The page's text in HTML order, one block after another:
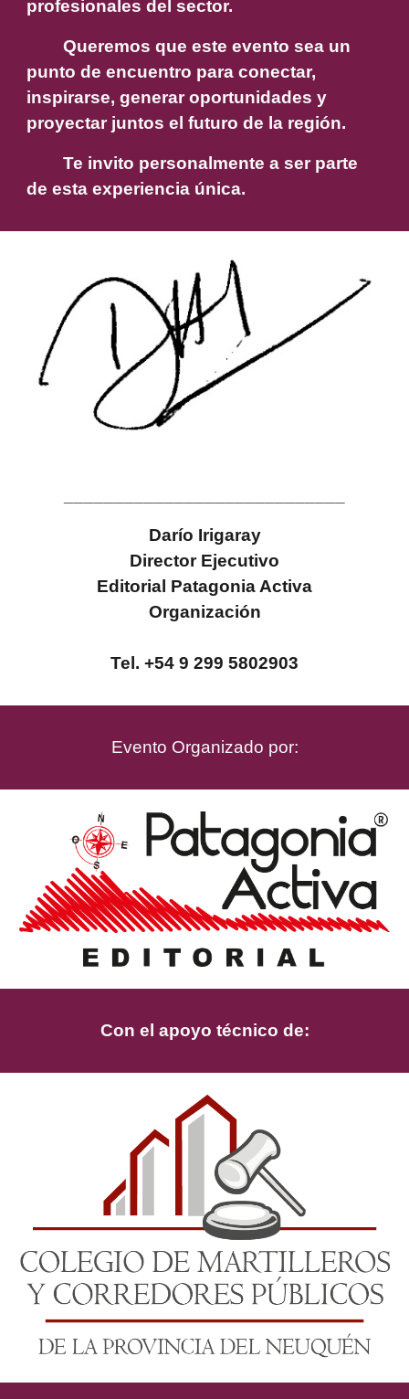
profesionales del sector.
Queremos que este evento sea un
punto de encuentro para conectar,
inspirarse, generar oportunidades y
proyectar juntos el futuro de la región.
Te invito personalmente a ser parte
de esta experiencia única.
Darío Irigaray
Director Ejecutivo
Editorial Patagonia Activa
Organización
Tel. +54 9 299 5802903
Evento Organizado por:
Con el apoyo técnico de: